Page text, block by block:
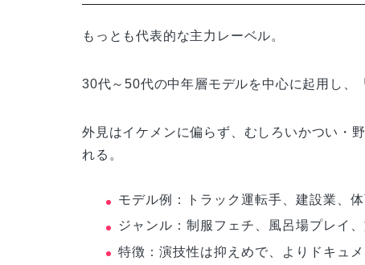
もっとも代表的な主力レーベル。
30代～50代の中年層モデルを中心に起用し、
外見はイケメンに偏らず、むしろいかつい・
れる。
モデル例：トラック運転手、建設業、
ジャンル：制服フェチ、風呂場プレイ
特徴：演技性は抑えめで、よりドキュ